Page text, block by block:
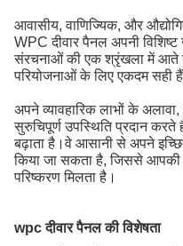
आवासीय, वाणिज्यिक, और
WPC दीवार पैनल अपनी
संरचनाओं की एक श्रृंखला में आते
परियोजनाओं के लिए एकदम सही
अपने व्यावहारिक लाभों के
सुरुचिपूर्ण उपस्थिति प्रदान करते
बढ़ाता है।वे आसानी से अपने
किया जा सकता है, जिससे आपकी
परिष्करण मिलता है।
wpc दीवार पैनल की विशेषता